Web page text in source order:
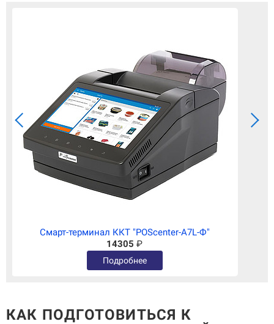
Смарт-терминал ККТ "POScenter-A7L-Ф"
14305₽
Подробнее
КАК ПОДГОТОВИТЬСЯ К